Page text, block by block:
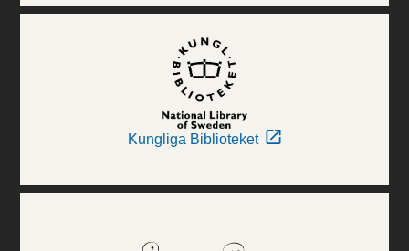
Kungliga Biblioteket